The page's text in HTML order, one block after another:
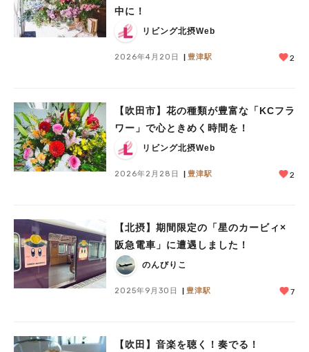
中に！
リビング北摂Web
2026年4月20日 豊津駅 2
【吹田市】花の種類が豊富な「KCフラ
ワー」で心ときめく時間を！
リビング北摂Web
2026年2月28日 豊津駅 2
【北摂】期間限定の「星のカービィ×
阪急電車」に遭遇しました！
のんびりこ
2025年9月30日 豊津駅 7
【吹田】音楽を聴く！奏でる！